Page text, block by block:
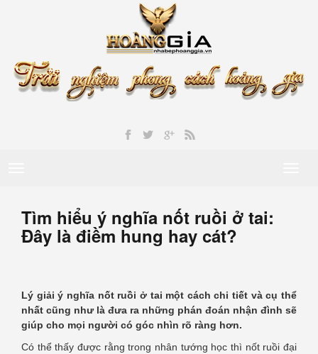
Tìm hiểu ý nghĩa nốt ruồi ở tai:
Đây là điềm hung hay cát?
Lý giải ý nghĩa nốt ruồi ở tai một cách chi tiết và cụ thể
nhất cũng như là đưa ra những phán đoán nhận đình sẽ
giúp cho mọi người có góc nhìn rõ ràng hơn.
Có thể thấy được rằng trong nhân tướng học thì nốt ruồi đại